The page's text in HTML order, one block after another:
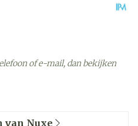
of e-mail, dan bekijken
van Nuxe